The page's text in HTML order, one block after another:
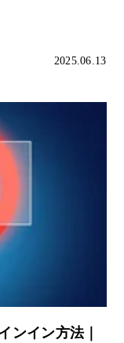
2025.06.13
イン方法｜